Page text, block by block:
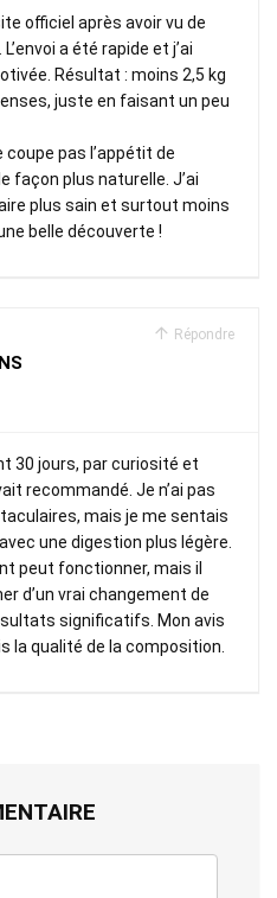
officiel après avoir vu de
a été rapide et j’ai
Résultat : moins 2,5 kg
juste en faisant un peu
coupe pas l’appétit de
façon plus naturelle. J’ai
plus sain et surtout moins
belle découverte !
Répondre
30 jours, par curiosité et
recommandé. Je n’ai pas
mais je me sentais
une digestion plus légère.
peut fonctionner, mais il
d’un vrai changement de
significatifs. Mon avis
la qualité de la composition.